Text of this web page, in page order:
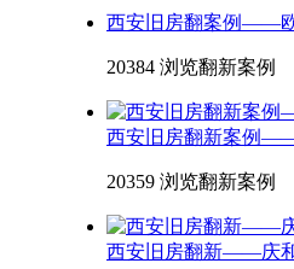
西安旧房翻案例——
20384 浏览翻新案例
西安旧房翻新案例
20359 浏览翻新案例
西安旧房翻新——庆